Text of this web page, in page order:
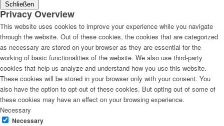
Schließen
Privacy Overview
This website uses cookies to improve your experience while you navigate
through the website. Out of these cookies, the cookies that are categorized
as necessary are stored on your browser as they are essential for the
working of basic functionalities of the website. We also use third-party
cookies that help us analyze and understand how you use this website.
These cookies will be stored in your browser only with your consent. You
also have the option to opt-out of these cookies. But opting out of some of
these cookies may have an effect on your browsing experience.
Necessary
Necessary